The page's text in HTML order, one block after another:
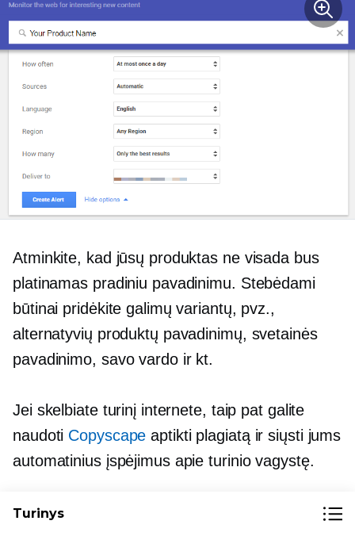
Atminkite, kad jūsų produktas ne visada bus
platinamas pradiniu pavadinimu. Stebėdami
būtinai pridėkite galimų variantų, pvz.,
alternatyvių produktų pavadinimų, svetainės
pavadinimo, savo vardo ir kt.
Jei skelbiate turinį internete, taip pat galite
naudoti Copyscapeaptikti plagiatą ir siųsti jums
automatinius įspėjimus apie turinio vagystę.
Ką daryti vagystės atveju
Turinys